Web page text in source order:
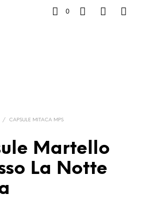
0
/ CAPSULE MITACA MPS
Martello
La Notte